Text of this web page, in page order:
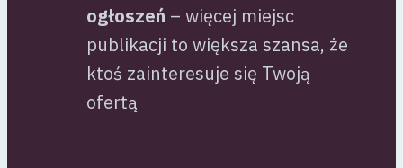
ogłoszeń – więcej miejsc
publikacji to większa szansa, że
ktoś zainteresuje się Twoją
ofertą